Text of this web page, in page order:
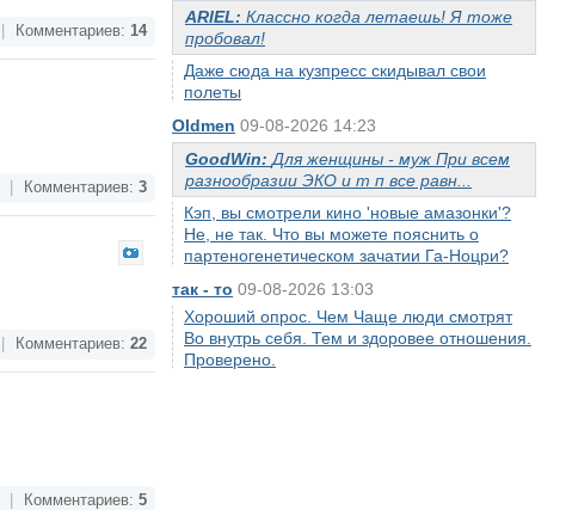
ARIEL: Классно когда летаешь! Я тоже
пробовал!
Даже сюда на кузпресс скидывал свои
полеты
Oldmen 09-08-2026 14:23
GoodWin: Для женщины - муж При всем
разнообразии ЭКО и т п все равн...
Кэп, вы смотрели кино 'новые амазонки'?
Не, не так. Что вы можете пояснить о
партеногенетическом зачатии Га-Ноцри?
так - то 09-08-2026 13:03
Хороший опрос. Чем Чаще люди смотрят
Во внутрь себя. Тем и здоровее отношения.
Проверено.
Комментариев: 14
Комментариев: 3
Комментариев: 22
Комментариев: 5